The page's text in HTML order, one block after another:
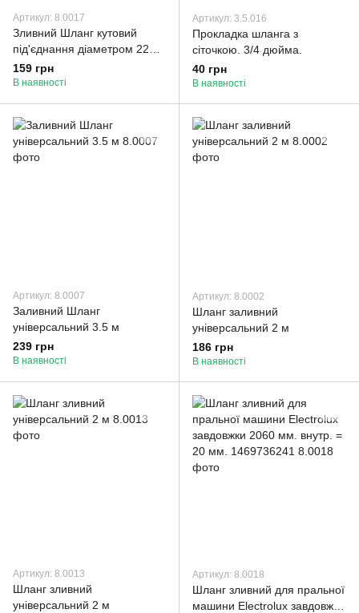
Артикул: 8.0017
Зливний Шланг кутовий
під'єднання діаметром 22
мм L-2000 мм.
159 грн
В наявності
Артикул: 3.5.016
Прокладка шланга з
сіточкою. 3/4 дюйма.
40 грн
В наявності
Артикул: 8.0007
Заливний Шланг
універсальний 3.5 м
239 грн
В наявності
Артикул: 8.0002
Шланг заливний
універсальний 2 м
186 грн
В наявності
Артикул: 8.0013
Шланг зливний
універсальний 2 м
Артикул: 8.0018
Шланг зливний для пральної
машини Electrolux завдовжки